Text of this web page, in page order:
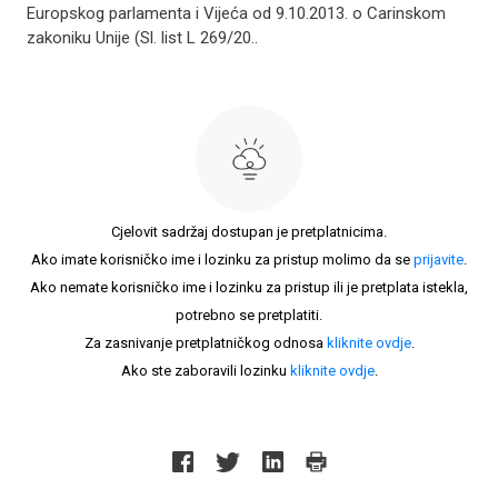
Europskog parlamenta i Vijeća od 9.10.2013. o Carinskom
zakoniku Unije (Sl. list L 269/20..
Cjelovit sadržaj dostupan je pretplatnicima.
Ako imate korisničko ime i lozinku za pristup molimo da se prijavite.
Ako nemate korisničko ime i lozinku za pristup ili je pretplata istekla,
potrebno se pretplatiti.
Za zasnivanje pretplatničkog odnosa kliknite ovdje.
Ako ste zaboravili lozinku kliknite ovdje.